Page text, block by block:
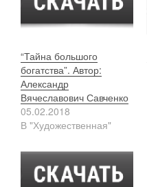
“Тайна большого
богатства”. Автор:
Александр
Вячеславович Савченко
05.02.2018
В "Художественная"